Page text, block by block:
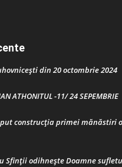
din 20 octombrie 2024
ATHONITUL -11/ 24 SEPEMBRIE
construcţia primei mănăstiri
Sfinții odihnește Doamne